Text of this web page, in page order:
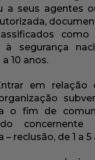
a seus agentes
à segurança
10 anos.
em relação
o fim de
concernente
– reclusão, de 1 a 5